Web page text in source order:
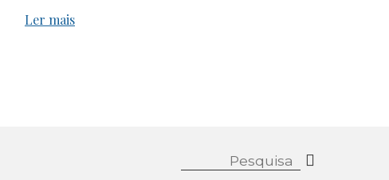
Ler mais